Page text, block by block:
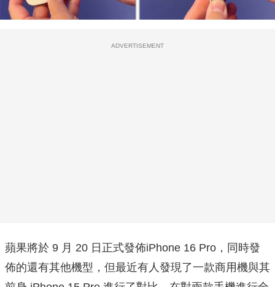
ADVERTISEMENT
蘋果將於 9 月 20 日正式發佈iPhone 16 Pro，同時發
佈的還有其他機型，但最近有人發現了一款商用機與其